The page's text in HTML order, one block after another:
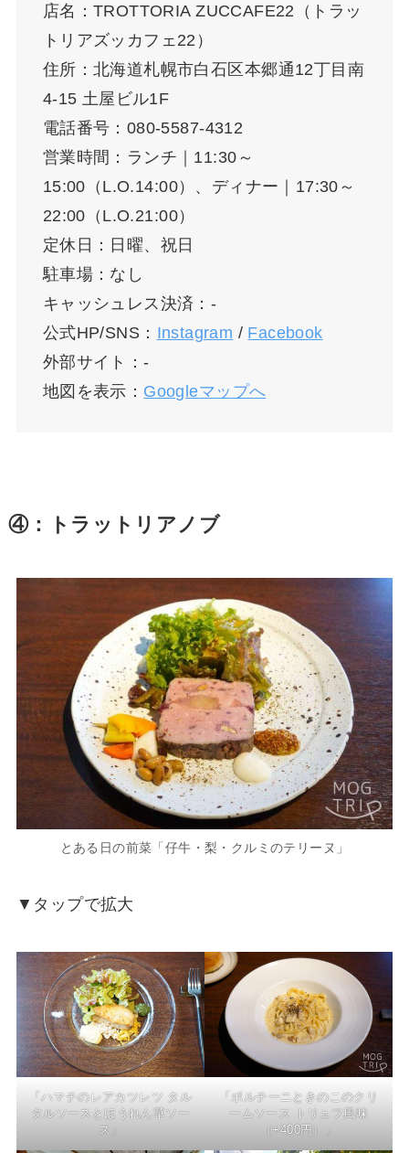
店名：TROTTORIA ZUCCAFE22（トラッ
トリアズッカフェ22）
住所：北海道札幌市白石区本郷通12丁目南
4-15 土屋ビル1F
電話番号：080-5587-4312
営業時間：ランチ｜11:30～
15:00（L.O.14:00）、ディナー｜17:30～
22:00（L.O.21:00）
定休日：日曜、祝日
駐車場：なし
キャッシュレス決済：-
公式HP/SNS： Instagram / Facebook
外部サイト：-
地図を表示： Googleマップへ
④：トラットリアノブ
とある日の前菜「仔牛・梨・クルミのテリーヌ」
▼タップで拡大
「ハマチのレアカツレツ タル
タルソースとほうれん草ソー
ス」
「ポルチーニときのこのクリ
ームソース トリュフ風味
（+400円）」